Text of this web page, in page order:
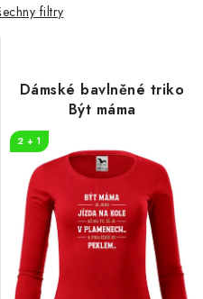
filtry
Dámské bavlněné triko
Být máma
2 + 1